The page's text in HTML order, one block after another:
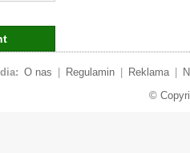
O nas Regulamin Reklama
©